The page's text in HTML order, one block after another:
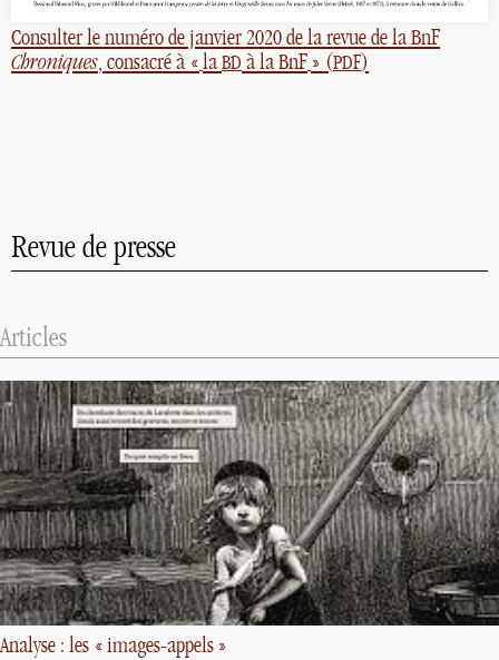
Consulter le numéro de janvier 2020 de la revue de la BnF
Chroniques, consacré à «laBD à la BnF » (PDF)
Revue de presse
Articles
Analyse : les «images-appels »